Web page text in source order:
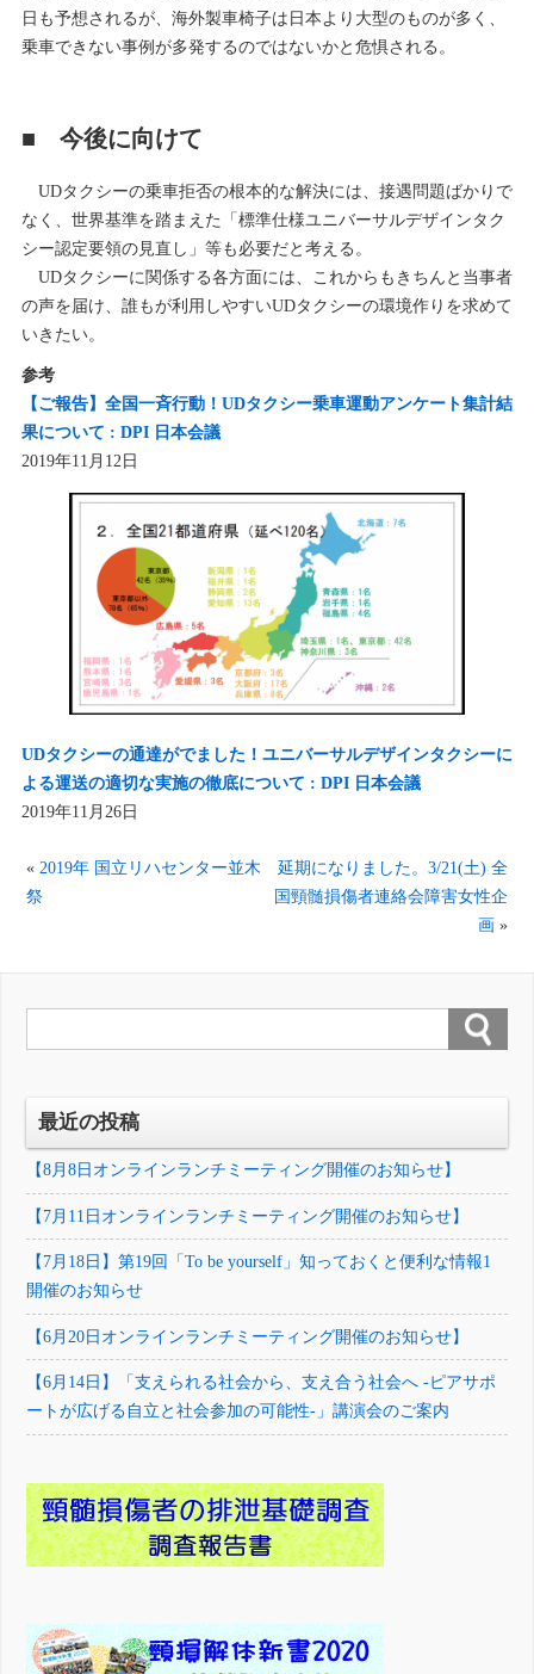
日も予想されるが、海外製車椅子は日本より大型のものが多く、
乗車できない事例が多発するのではないかと危惧される。
■ 今後に向けて
UDタクシーの乗車拒否の根本的な解決には、接遇問題ばかりで
なく、世界基準を踏まえた「標準仕様ユニバーサルデザインタク
シー認定要領の見直し」等も必要だと考える。
UDタクシーに関係する各方面には、これからもきちんと当事者
の声を届け、誰もが利用しやすいUDタクシーの環境作りを求めて
いきたい。
参考
【ご報告】全国一斉行動！UDタクシー乗車運動アンケート集計結
果について : DPI 日本会議
2019年11月12日
UDタクシーの通達がでました！ユニバーサルデザインタクシーに
よる運送の適切な実施の徹底について : DPI 日本会議
2019年11月26日
« 2019年 国立リハセンター並木
祭
延期になりました。3/21(土) 全
国頸髄損傷者連絡会障害女性企
画»
最近の投稿
【8月8日オンラインランチミーティング開催のお知らせ】
【7月11日オンラインランチミーティング開催のお知らせ】
【7月18日】第19回「To be yourself」知っておくと便利な情報1
開催のお知らせ
【6月20日オンラインランチミーティング開催のお知らせ】
【6月14日】「支えられる社会から、支え合う社会へ -ピアサポ
ートが広げる自立と社会参加の可能性-」講演会のご案内